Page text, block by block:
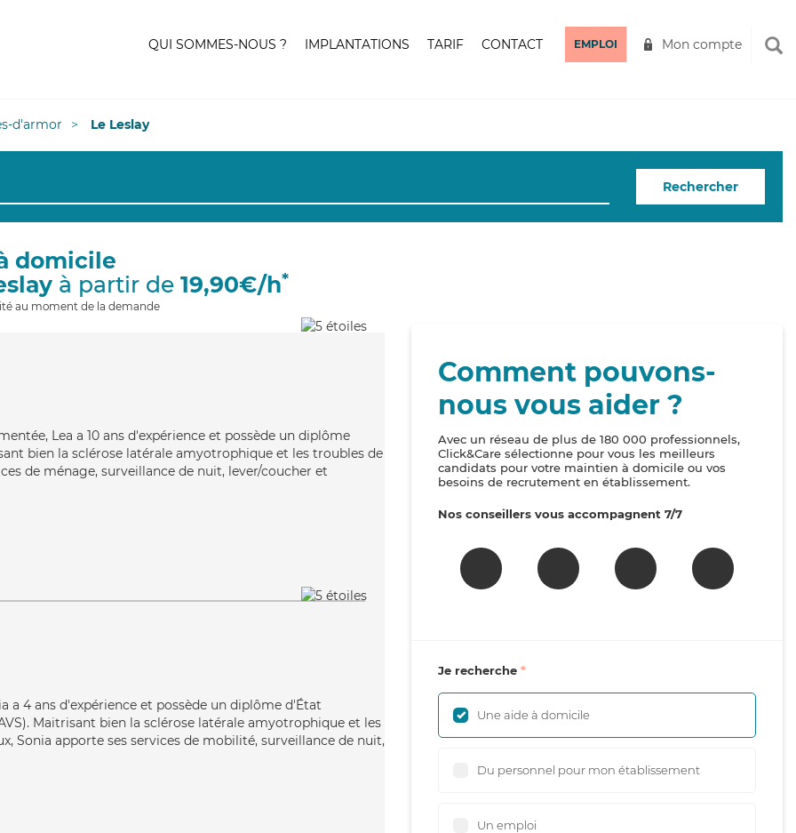
QUI SOMMES-NOUS ? IMPLANTATIONS TARIF CONTACT EMPLOI Mon compte
d'armor Le Leslay
Rechercher
domicile
à partir de 19,90€/h*
au moment de la demande
Lea a 10 ans d'expérience et possède un diplôme
bien la sclérose latérale amyotrophique et les troubles de
de ménage, surveillance de nuit, lever/coucher et
a 4 ans d'expérience et possède un diplôme d'État
Maitrisant bien la sclérose latérale amyotrophique et les
Sonia apporte ses services de mobilité, surveillance de nuit,
Comment pouvons-
nous vous aider ?
Avec un réseau de plus de 180 000 professionnels,
Click&Care sélectionne pour vous les meilleurs
candidats pour votre maintien à domicile ou vos
besoins de recrutement en établissement.
Nos conseillers vous accompagnent 7/7
Je recherche
Une aide à domicile
Du personnel pour mon établissement
Un emploi